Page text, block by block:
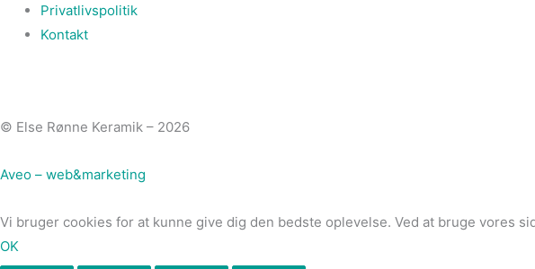
Privatlivspolitik
Kontakt
© Else Rønne Keramik – 2026
Aveo – web&marketing
Vi bruger cookies for at kunne give dig den bedste oplevelse. Ved at bruge vores
OK